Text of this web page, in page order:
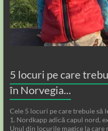
5 locuri pe care
în Norvegia...
Cele 5 locuri pe care trebuie să
1. Nordkapp adică capul nord,
Unul din locurile magice la care